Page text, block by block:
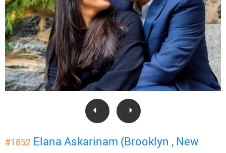
#1852 Elana Askarinam (Brooklyn , New